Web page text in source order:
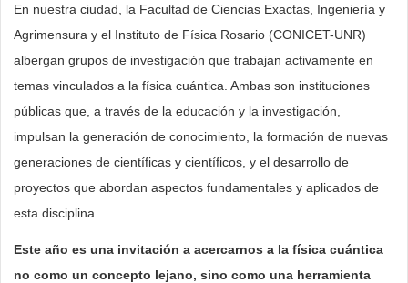
En nuestra ciudad, la Facultad de Ciencias Exactas, Ingeniería y
Agrimensura y el Instituto de Física Rosario (CONICET-UNR)
albergan grupos de investigación que trabajan activamente en
temas vinculados a la física cuántica. Ambas son instituciones
públicas que, a través de la educación y la investigación,
impulsan la generación de conocimiento, la formación de nuevas
generaciones de científicas y científicos, y el desarrollo de
proyectos que abordan aspectos fundamentales y aplicados de
esta disciplina.
Este año es una invitación a acercarnos a la física cuántica
no como un concepto lejano, sino como una herramienta